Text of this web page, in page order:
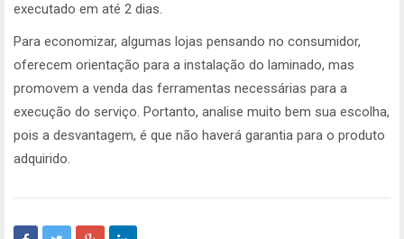
executado em até 2 dias.
Para economizar, algumas lojas pensando no consumidor,
oferecem orientação para a instalação do laminado, mas
promovem a venda das ferramentas necessárias para a
execução do serviço. Portanto, analise muito bem sua escolha,
pois a desvantagem, é que não haverá garantia para o produto
adquirido.